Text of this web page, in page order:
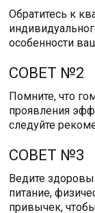
Обратитесь к
особенности
СОВЕТ №2
Помните, что
проявления
следуйте
СОВЕТ №3
Ведите
питание,
привычек,